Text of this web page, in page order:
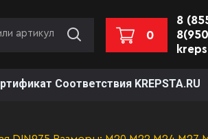
0
8
Соответствия KREPSTA.RU